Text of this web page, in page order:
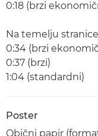
0:18 (brzi
Na temelju
0:34 (brzi
0:37 (brzi)
1:04 (standardni)
Poster
Obični papir